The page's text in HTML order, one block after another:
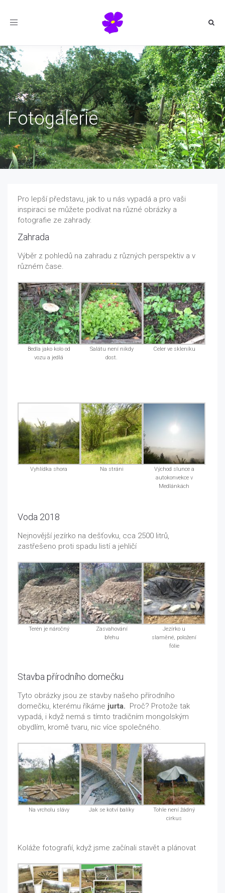
Toggle
Fotogalerie
Pro lepší představu, jak to u nás vypadá a pro vaši
inspiraci se můžete podívat na různé obrázky a
fotografie ze zahrady.
Zahrada
Výběr z pohledů na zahradu z různých perspektiv a v
různém čase.
Bedla jako kolo od
vozu a jedlá
Salátu není nikdy
dost.
Celer ve skleníku
Vyhlídka shora Na stráni
Východ slunce a
autokonvekce v
Medlánkách
Voda 2018
Nejnovější jezírko na dešťovku, cca 2500 litrů,
zastřešeno proti spadu listí a jehličí
Terén je náročný
Zasvahování
břehu
Jezírko u
slaměné, položení
fólie
Stavba přírodního domečku
Tyto obrázky jsou ze stavby našeho přírodního
domečku, kterému říkáme jurta. Proč? Protože tak
vypadá, i když nemá s tímto tradičním mongolským
obydlím, kromě tvaru, nic více společného.
Na vrcholu slávy Jak se kotví balíky
Tohle není žádný
cirkus
Koláže fotografií, když jsme začínali stavět a plánovat